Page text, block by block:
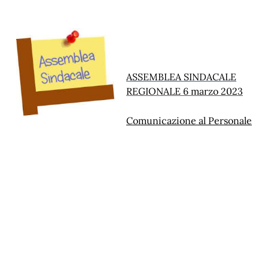
ASSEMBLEA SINDACALE
REGIONALE 6 marzo 2023
Comunicazione al Personale